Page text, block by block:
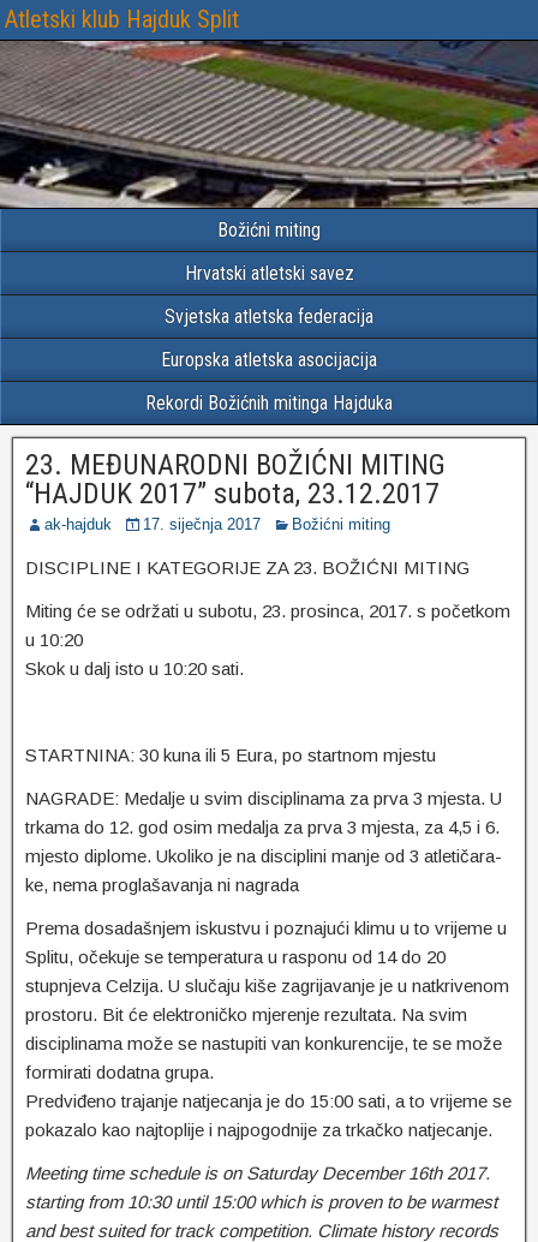
Atletski klub Hajduk Split
Božićni miting
Hrvatski atletski savez
Svjetska atletska federacija
Europska atletska asocijacija
Rekordi Božićnih mitinga Hajduka
23. MEĐUNARODNI BOŽIĆNI MITING
“HAJDUK 2017” subota, 23.12.2017
ak-hajduk 17. siječnja 2017 Božićni miting
DISCIPLINE I KATEGORIJE ZA 23. BOŽIĆNI MITING
Miting će se održati u subotu, 23. prosinca, 2017. s početkom
u 10:20
Skok u dalj isto u 10:20 sati.
STARTNINA: 30 kuna ili 5 Eura, po startnom mjestu
NAGRADE: Medalje u svim disciplinama za prva 3 mjesta. U
trkama do 12. god osim medalja za prva 3 mjesta, za 4,5 i 6.
mjesto diplome. Ukoliko je na disciplini manje od 3 atletičara-
ke, nema proglašavanja ni nagrada
Prema dosadašnjem iskustvu i poznajući klimu u to vrijeme u
Splitu, očekuje se temperatura u rasponu od 14 do 20
stupnjeva Celzija. U slučaju kiše zagrijavanje je u natkrivenom
prostoru. Bit će elektroničko mjerenje rezultata. Na svim
disciplinama može se nastupiti van konkurencije, te se može
formirati dodatna grupa.
Predviđeno trajanje natjecanja je do 15:00 sati, a to vrijeme se
pokazalo kao najtoplije i najpogodnije za trkačko natjecanje.
Meeting time schedule is on Saturday December 16th 2017.
starting from 10:30 until 15:00 which is proven to be warmest
and best suited for track competition. Climate history records